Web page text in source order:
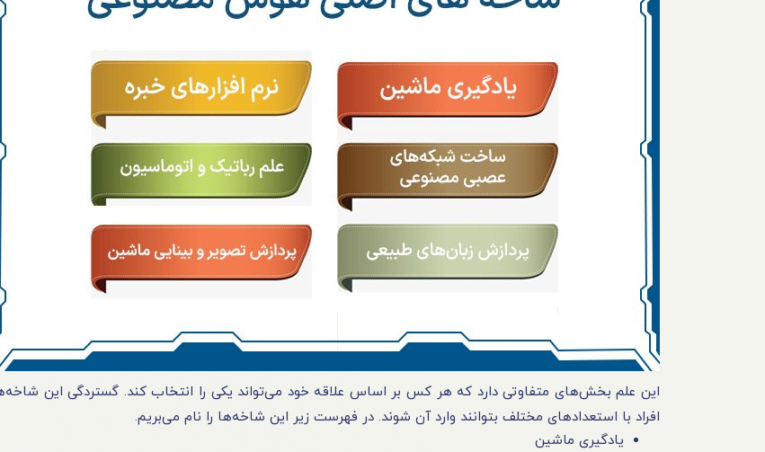
این علم بخش‌های متفاوتی دارد که هر کس بر اساس علاقه خود می‌تواند یکی را انتخاب کند. گستردگی این
افراد با استعدادهای مختلف بتوانند وارد آن شوند. در فهرست زیر این شاخه‌ها را نام می‌بریم.
یادگیری ماشین